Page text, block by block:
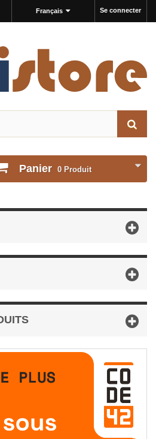
Se connecter
Français
Panier 0 Produit